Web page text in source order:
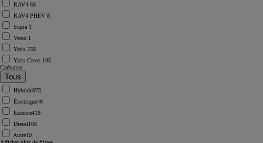
RAV4 68
RAV4 PHEV 8
Supra 1
Verso 1
Yaris 238
Yaris Cross 195
Carburant
Hybride975
Électrique46
Essence419
Diesel106
Autre10